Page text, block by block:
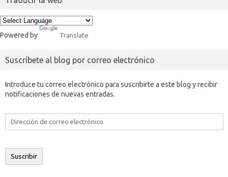
Powered by Translate
Suscríbete al blog por correo electrónico
Introduce tu correo electrónico para suscribirte a este blog y recibir
notificaciones de nuevas entradas.
Dirección
electrónico
Suscribir